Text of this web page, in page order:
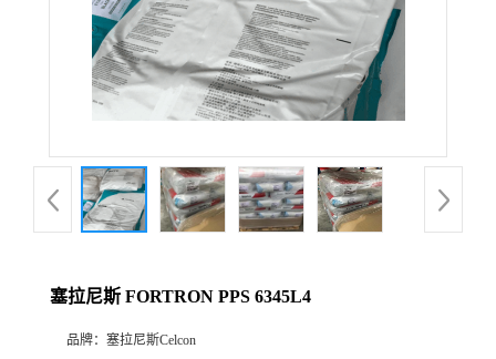
品
厅
塞拉尼斯 FORTRON PPS 6345L4
品牌： 塞拉尼斯Celcon